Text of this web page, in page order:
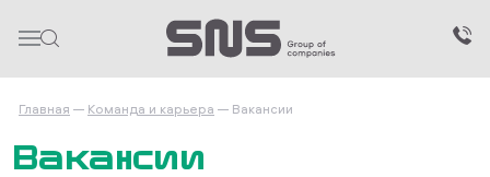
Главная Команда и карьера Вакансии
Вакансии